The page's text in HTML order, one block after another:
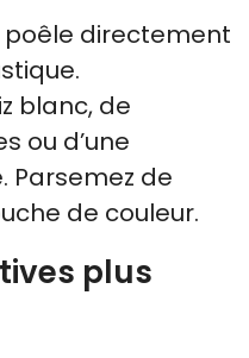
poêle directement
blanc, de
ou d’une
Parsemez de
de couleur.
plus